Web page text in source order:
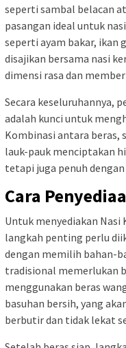
seperti sambal belacan
pasangan ideal untuk
seperti ayam bakar, ikan
disajikan bersama nasi
dimensi rasa dan
Secara keseluruhannya,
adalah kunci untuk
Kombinasi antara beras,
lauk-pauk menciptakan
tetapi juga penuh
Cara
Untuk menyediakan Nasi
langkah penting perlu
dengan memilih bahan-
tradisional memerlukan
menggunakan beras
basuhan bersih, yang
berbutir dan tidak lekat